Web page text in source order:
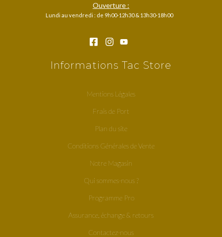
Ouverture :
Lundi au vendredi : de 9h00-12h30 & 13h30-18h00
Informations Tac Store
Mentions Légales
Frais de Port
Plan du site
Conditions Générales de Vente
Notre Magasin
Qui sommes-nous ?
Programme Pro
Assurance, échange & retours
Contactez-nous